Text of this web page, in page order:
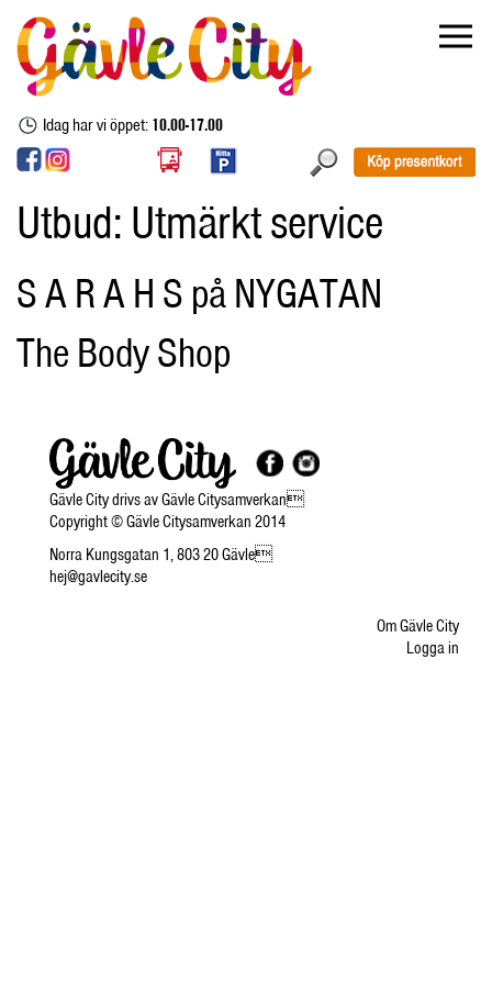
Idag har vi öppet:10.00-17.00
Utbud: Utmärkt service
S A R A H S på NYGATAN
The Body Shop
Gävle City drivs av Gävle Citysamverkan
Copyright © Gävle Citysamverkan 2014
Norra Kungsgatan 1, 803 20 Gävle
hej@gavlecity.se
Om Gävle City
Logga in